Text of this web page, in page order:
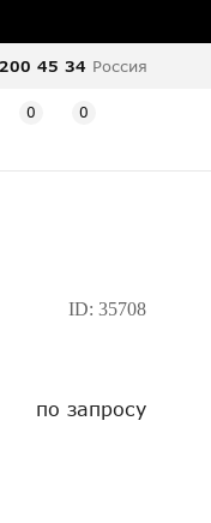
45 34 Россия
0 0
ID:35708
по запросу